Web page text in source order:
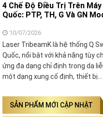
4 Chế Độ Điều Trị Trên
Quốc: PTP, TH, G Và GN
10/07/2026
Laser TribeamK là hệ thống Q
Quốc, nổi bật với khả năng tùy
ứng đa dạng chỉ định trong da
một dạng xung cố định, thiết bị…
SẢN PHẨM MỚI CẬP NHẬT